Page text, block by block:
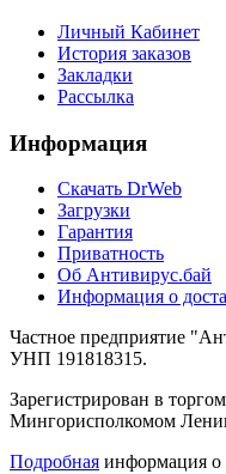
Личный Кабинет
История заказов
Закладки
Рассылка
Информация
Cкачать DrWeb
Загрузки
Гарантия
Приватность
Об Антивирус.бай
Информация о
Частное предприятие
УНП 191818315.
Зарегистрирован в
Мингорисполкомом
Подробная информация о